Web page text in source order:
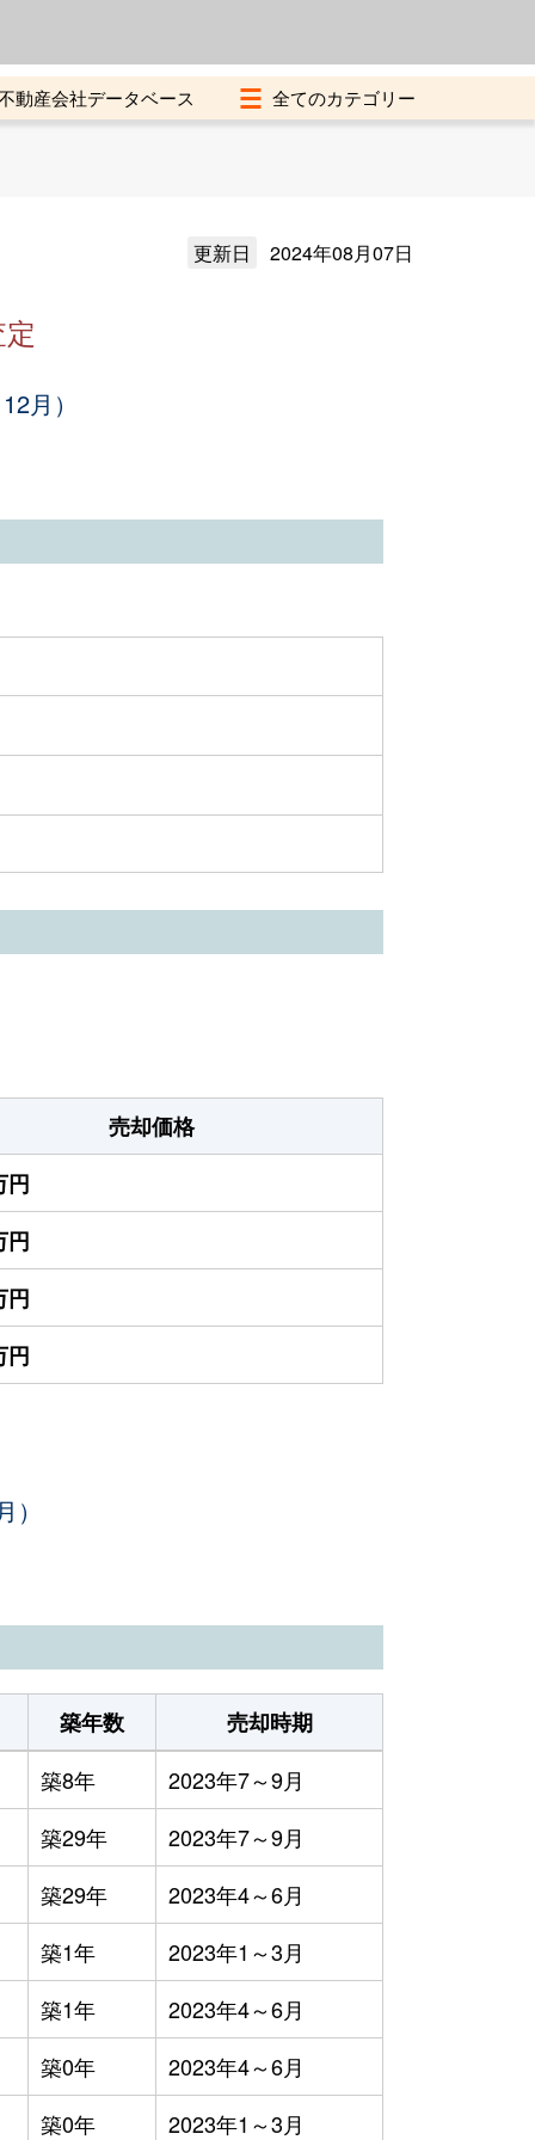
動産会社データベース
更新日 2024年08月07日
月）
売却価格
円
円
円
円
築年数
売却時期
築8年
2023年7～9月
築29年
2023年7～9月
築29年
2023年4～6月
築1年
2023年1～3月
築1年
2023年4～6月
築0年
2023年4～6月
築0年
2023年1～3月